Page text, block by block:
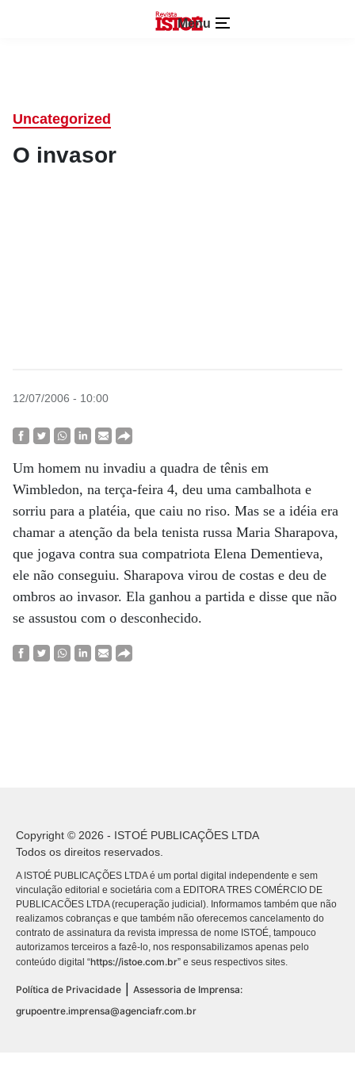
Menu
Uncategorized
O invasor
12/07/2006 - 10:00
Um homem nu invadiu a quadra de tênis em
Wimbledon, na terça-feira 4, deu uma cambalhota e
sorriu para a platéia, que caiu no riso. Mas se a idéia era
chamar a atenção da bela tenista russa Maria Sharapova,
que jogava contra sua compatriota Elena Dementieva,
ele não conseguiu. Sharapova virou de costas e deu de
ombros ao invasor. Ela ganhou a partida e disse que não
se assustou com o desconhecido.
Copyright © 2026 - ISTOÉ PUBLICAÇÕES LTDA
Todos os direitos reservados.
A ISTOÉ PUBLICAÇÕES LTDA é um portal digital independente e sem
vinculação editorial e societária com a EDITORA TRES COMÉRCIO DE
PUBLICACÕES LTDA (recuperação judicial). Informamos também que não
realizamos cobranças e que também não oferecemos cancelamento do
contrato de assinatura da revista impressa de nome ISTOÉ, tampouco
autorizamos terceiros a fazê-lo, nos responsabilizamos apenas pelo
conteúdo digital “https://istoe.com.br” e seus respectivos sites.
Política de Privacidade
Assessoria de Imprensa:
grupoentre.imprensa@agenciafr.com.br